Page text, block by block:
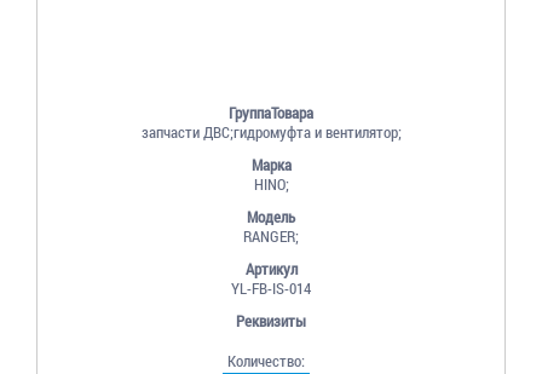
ГруппаТовара
запчасти ДВС;гидромуфта и вентилятор;
Марка
HINO;
Модель
RANGER;
Артикул
YL-FB-IS-014
Реквизиты
Количество: